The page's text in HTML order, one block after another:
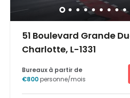
51 Boulevard Grande
Charlotte, L-1331
Bureaux à partir de
€800personne/mois